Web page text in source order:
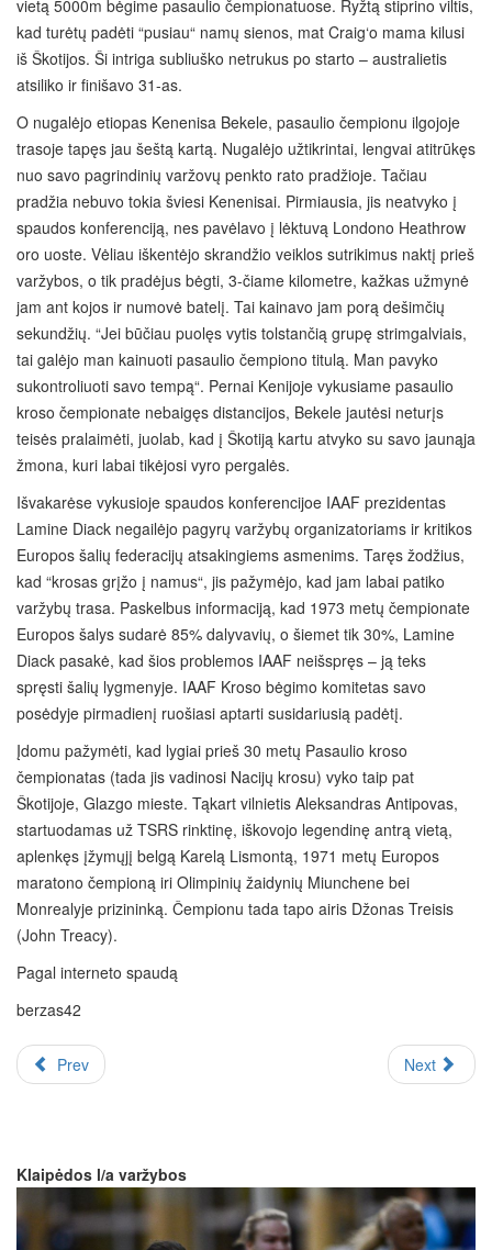
vietą 5000m bėgime pasaulio čempionatuose. Ryžtą stiprino viltis,
kad turėtų padėti “pusiau“ namų sienos, mat Craig‘o mama kilusi
iš Škotijos. Ši intriga subliuško netrukus po starto – australietis
atsiliko ir finišavo 31-as.
O nugalėjo etiopas Kenenisa Bekele, pasaulio čempionu ilgojoje
trasoje tapęs jau šeštą kartą. Nugalėjo užtikrintai, lengvai atitrūkęs
nuo savo pagrindinių varžovų penkto rato pradžioje. Tačiau
pradžia nebuvo tokia šviesi Kenenisai. Pirmiausia, jis neatvyko į
spaudos konferenciją, nes pavėlavo į lėktuvą Londono Heathrow
oro uoste. Vėliau iškentėjo skrandžio veiklos sutrikimus naktį prieš
varžybos, o tik pradėjus bėgti, 3-čiame kilometre, kažkas užmynė
jam ant kojos ir numovė batelį. Tai kainavo jam porą dešimčių
sekundžių. “Jei būčiau puolęs vytis tolstančią grupę strimgalviais,
tai galėjo man kainuoti pasaulio čempiono titulą. Man pavyko
sukontroliuoti savo tempą“. Pernai Kenijoje vykusiame pasaulio
kroso čempionate nebaigęs distancijos, Bekele jautėsi neturįs
teisės pralaimėti, juolab, kad į Škotiją kartu atvyko su savo jaunąja
žmona, kuri labai tikėjosi vyro pergalės.
Išvakarėse vykusioje spaudos konferencijoe IAAF prezidentas
Lamine Diack negailėjo pagyrų varžybų organizatoriams ir kritikos
Europos šalių federacijų atsakingiems asmenims. Taręs žodžius,
kad “krosas grįžo į namus“, jis pažymėjo, kad jam labai patiko
varžybų trasa. Paskelbus informaciją, kad 1973 metų čempionate
Europos šalys sudarė 85% dalyvavių, o šiemet tik 30%, Lamine
Diack pasakė, kad šios problemos IAAF neišspręs – ją teks
spręsti šalių lygmenyje. IAAF Kroso bėgimo komitetas savo
posėdyje pirmadienį ruošiasi aptarti susidariusią padėtį.
Įdomu pažymėti, kad lygiai prieš 30 metų Pasaulio kroso
čempionatas (tada jis vadinosi Nacijų krosu) vyko taip pat
Škotijoje, Glazgo mieste. Tąkart vilnietis Aleksandras Antipovas,
startuodamas už TSRS rinktinę, iškovojo legendinę antrą vietą,
aplenkęs įžymųjį belgą Karelą Lismontą, 1971 metų Europos
maratono čempioną iri Olimpinių žaidynių Miunchene bei
Monrealyje prizininką. Čempionu tada tapo airis Džonas Treisis
(John Treacy).
Pagal interneto spaudą
berzas42
Prev Next
Klaipėdos l/a varžybos